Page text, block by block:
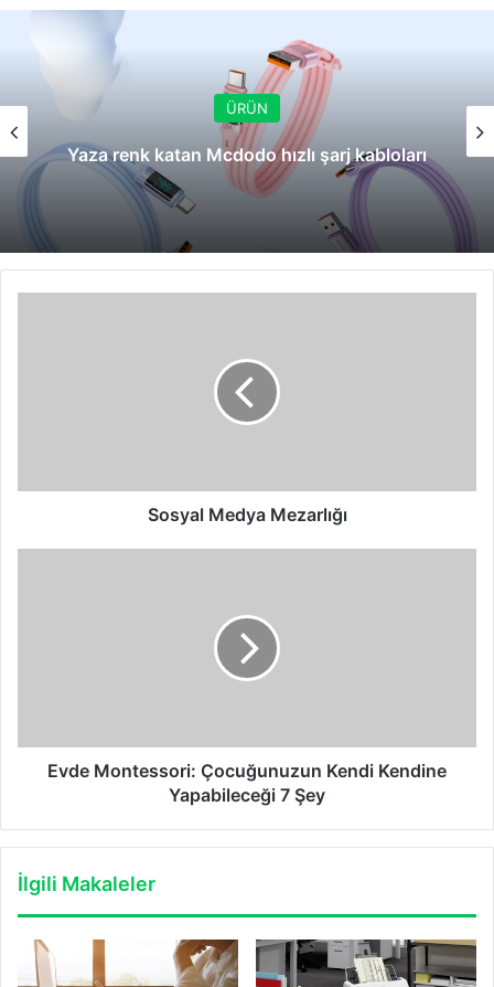
ÜRÜN
Yaza renk katan Mcdodo hızlı şarj kabloları
Sosyal Medya Mezarlığı
Evde Montessori: Çocuğunuzun Kendi Kendine
Yapabileceği 7 Şey
İlgili Makaleler